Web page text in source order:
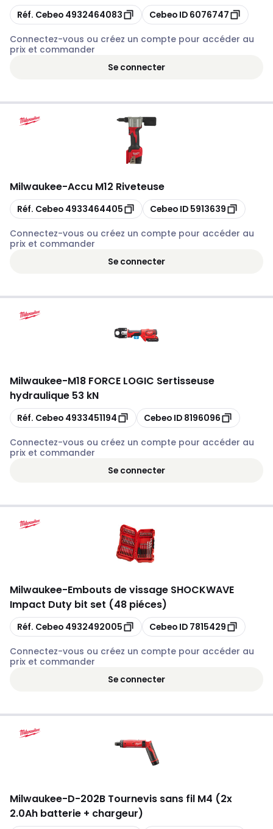
Copier
Réf. Cebeo 4932464083 Copier
Cebeo ID 6076747
Connectez-vous ou créez un compte pour accéder au
prix et commander
Se connecter
Milwaukee-Accu M12 Riveteuse
Copier
Réf. Cebeo 4933464405 Copier
Cebeo ID 5913639
Connectez-vous ou créez un compte pour accéder au
prix et commander
Se connecter
Milwaukee-M18 FORCE LOGIC Sertisseuse
hydraulique 53 kN
Copier
Réf. Cebeo 4933451194 Copier
Cebeo ID 8196096
Connectez-vous ou créez un compte pour accéder au
prix et commander
Se connecter
Milwaukee-Embouts de vissage SHOCKWAVE
Impact Duty bit set (48 piéces)
Copier
Réf. Cebeo 4932492005 Copier
Cebeo ID 7815429
Connectez-vous ou créez un compte pour accéder au
prix et commander
Se connecter
Milwaukee-D-202B Tournevis sans fil M4 (2x
2.0Ah batterie + chargeur)